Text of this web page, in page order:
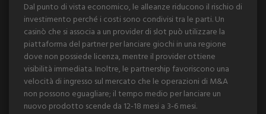
Dal punto di vista economico, le alleanze riducono il rischio di
investimento perché i costi sono condivisi tra le parti. Un
casinò che si associa a un provider di slot può utilizzare la
piattaforma del partner per lanciare giochi in una regione
dove non possiede licenza, mentre il provider ottiene
visibilità immediata. Inoltre, le partnership favoriscono una
velocità di ingresso sul mercato che le operazioni di M&A
non possono eguagliare; il tempo medio per lanciare un
nuovo prodotto scende da 12‑18 mesi a 3‑6 mesi.